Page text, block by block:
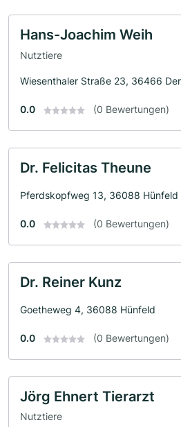
Hans-Joachim Weih
Nutztiere
Wiesenthaler Straße 23, 36466
0.0 (0 Bewertungen)
Dr. Felicitas Theune
Pferdskopfweg 13, 36088 Hünfeld
0.0 (0 Bewertungen)
Dr. Reiner Kunz
Goetheweg 4, 36088 Hünfeld
0.0 (0 Bewertungen)
Jörg Ehnert Tierarzt
Nutztiere